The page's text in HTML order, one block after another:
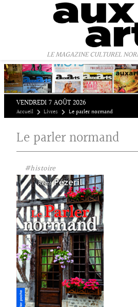
LE MAGAZINE CULTUREL
VENDREDI 7 AOÛT 2026
Accueil Livres Le parler normand
Le parler normand
#histoire
Panneau de gestion des cookies